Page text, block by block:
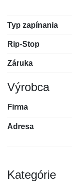
Typ zapínania
Rip-Stop
Záruka
Výrobca
Firma
Adresa
Kategórie